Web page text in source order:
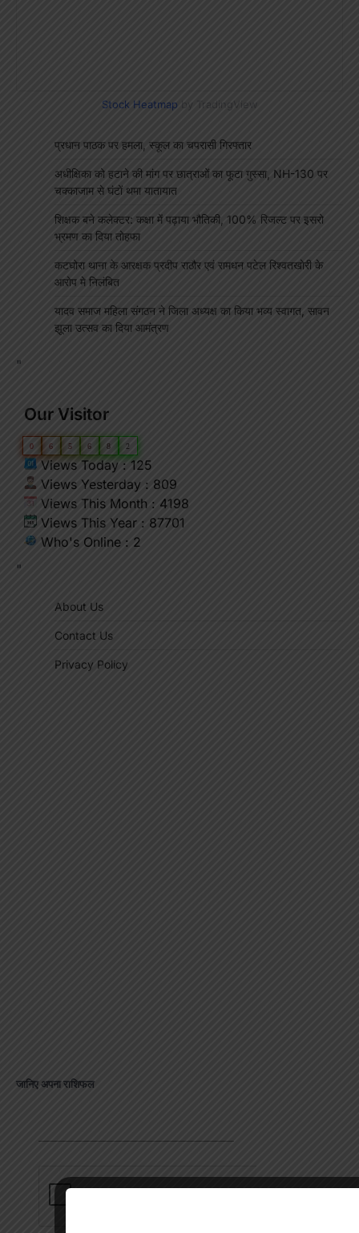
Stock Heatmap by TradingView
प्रधान पाठक पर हमला, स्कूल का चपरासी गिरफ्तार
अधीक्षिका को हटाने की मांग पर छात्राओं का फूटा गुस्सा, NH-130 पर
चक्काजाम से घंटों थमा यातायात
शिक्षक बने कलेक्टर: कक्षा में पढ़ाया भौतिकी, 100% रिजल्ट पर इसरो
भ्रमण का दिया तोहफा
कटघोरा थाना के आरक्षक प्रदीप राठौर एवं रामधन पटेल रिश्वतखोरी के
आरोप मे निलंबित
यादव समाज महिला संगठन ने जिला अध्यक्ष का किया भव्य स्वागत, सावन
झूला उत्सव का दिया आमंत्रण
"
Our Visitor
0 6 5 6 8 2
Views Today : 125
Views Yesterday : 809
Views This Month : 4198
Views This Year : 87701
Who's Online : 2
"
About Us
Contact Us
Privacy Policy
जानिए अपना राशिफल